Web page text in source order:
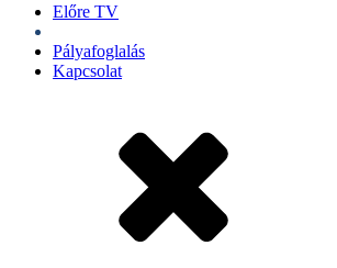
Előre TV
Pályafoglalás
Kapcsolat